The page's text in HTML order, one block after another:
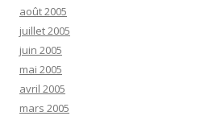
août 2005
juillet 2005
juin 2005
mai 2005
avril 2005
mars 2005